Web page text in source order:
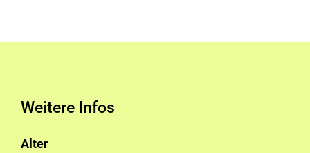
Weitere Infos
Alter